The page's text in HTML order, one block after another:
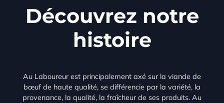
Découvrez notre
histoire
Au Laboureur est principalement axé sur la viande de
bœuf de haute qualité, se différencie par la variété, la
provenance, la qualité, la fraîcheur de ses produits. Au